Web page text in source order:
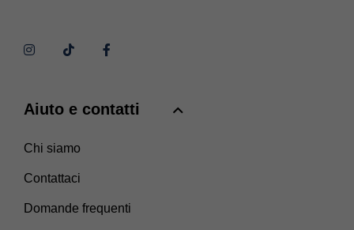
Aiuto e contatti
Chi siamo
Contattaci
Domande frequenti